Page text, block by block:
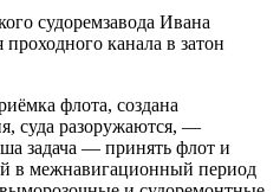
судоремзавода Ивана
канала в затон
флота, создана
суда разоружаются, —
задача — принять флот и
в межнавигационный период